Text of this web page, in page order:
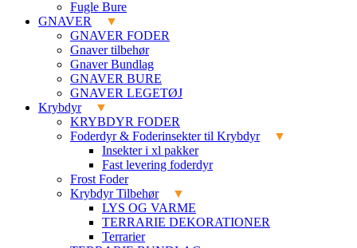
Fugle Bure
GNAVER
GNAVER FODER
Gnaver tilbehør
Gnaver Bundlag
GNAVER BURE
GNAVER LEGETØJ
Krybdyr
KRYBDYR FODER
Foderdyr & Foderinsekter til Krybdyr
Insekter i xl pakker
Fast levering foderdyr
Frost Foder
Krybdyr Tilbehør
LYS OG VARME
TERRARIE DEKORATIONER
Terrarier